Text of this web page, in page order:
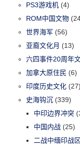
PS3游戏机 (4)
ROM中国文物
世界海军 (56)
亚裔文化月 (13)
六四事件20周年
加拿大原住民 (6)
印度历史文化 (27)
史海钩沉 (339)
中印边界冲突
中国内战 (25)
二战中缅印战区